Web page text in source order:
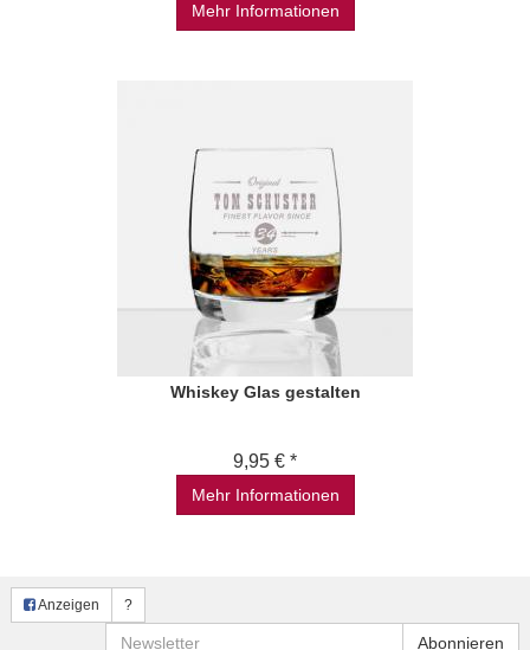
Mehr Informationen
Whiskey Glas gestalten
9,95 € *
Mehr Informationen
Anzeigen ?
Newsletter Abonnieren